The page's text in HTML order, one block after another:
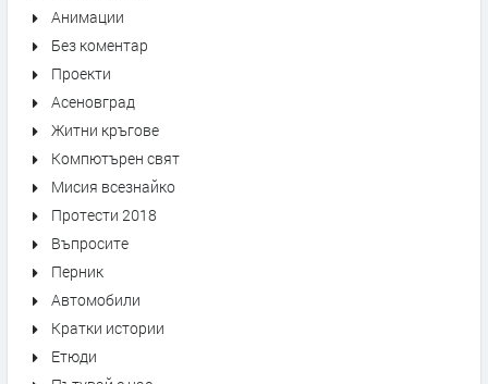
Анимации
Без коментар
Проекти
Асеновград
Житни кръгове
Компютърен свят
Мисия всезнайко
Протести 2018
Въпросите
Перник
Автомобили
Кратки истории
Етюди